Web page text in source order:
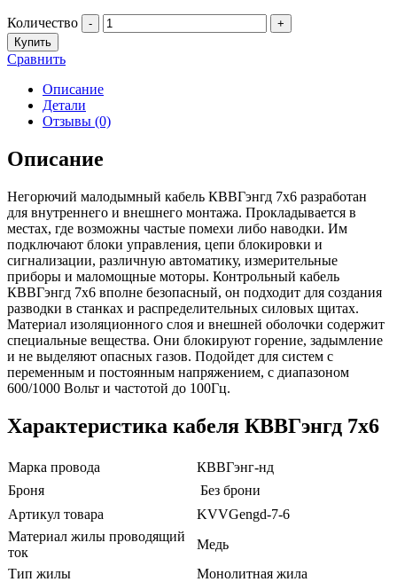
Количество -
+
Купить
Сравнить
Описание
Детали
Отзывы (0)
Описание
Негорючий малодымный кабель КВВГэнгд 7х6 разработан
для внутреннего и внешнего монтажа. Прокладывается в
местах, где возможны частые помехи либо наводки. Им
подключают блоки управления, цепи блокировки и
сигнализации, различную автоматику, измерительные
приборы и маломощные моторы. Контрольный кабель
КВВГэнгд 7х6 вполне безопасный, он подходит для создания
разводки в станках и распределительных силовых щитах.
Материал изоляционного слоя и внешней оболочки содержит
специальные вещества. Они блокируют горение, задымление
и не выделяют опасных газов. Подойдет для систем с
переменным и постоянным напряжением, с диапазоном
600/1000 Вольт и частотой до 100Гц.
Характеристика кабеля КВВГэнгд 7х6
Марка провода
КВВГэнг-нд
Броня
Без брони
Артикул товара
KVVGengd-7-6
Материал жилы проводящий
ток
Медь
Тип жилы
Монолитная жила